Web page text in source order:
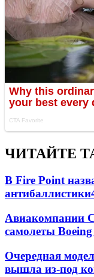
ЧИТАЙТЕ
В Fire Point
антибаллистики
Авиакомпании
самолеты
Очередная
вышла из-под